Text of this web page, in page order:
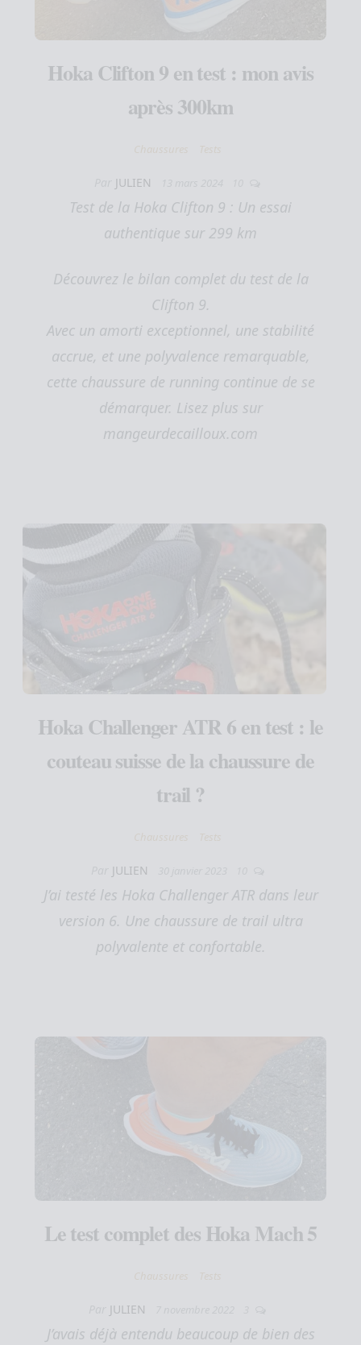
Hoka Clifton 9 en test : mon avis
après 300km
Chaussures Tests
JULIEN
Test de la Hoka Clifton 9 : Un essai
authentique sur 299 km
Découvrez le bilan complet du test de la
Clifton 9.
Avec un amorti exceptionnel, une stabilité
accrue, et une polyvalence remarquable,
cette chaussure de running continue de se
démarquer. Lisez plus sur
mangeurdecailloux.com
Hoka Challenger ATR 6 en test : le
couteau suisse de la chaussure de
trail ?
Chaussures Tests
JULIEN
J’ai testé les Hoka Challenger ATR dans leur
version 6. Une chaussure de trail ultra
polyvalente et confortable.
Le test complet des Hoka Mach 5
Chaussures Tests
JULIEN
J’avais déjà entendu beaucoup de bien des